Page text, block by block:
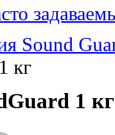
Sound
кг
1 кг